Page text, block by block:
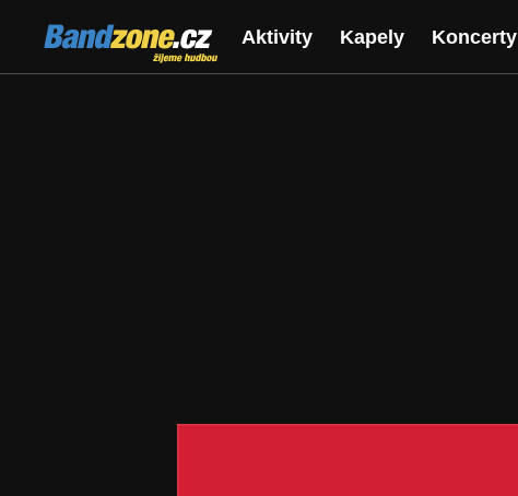
Bandzone.cz
žijeme hudbou
Aktivity Kapely Koncerty